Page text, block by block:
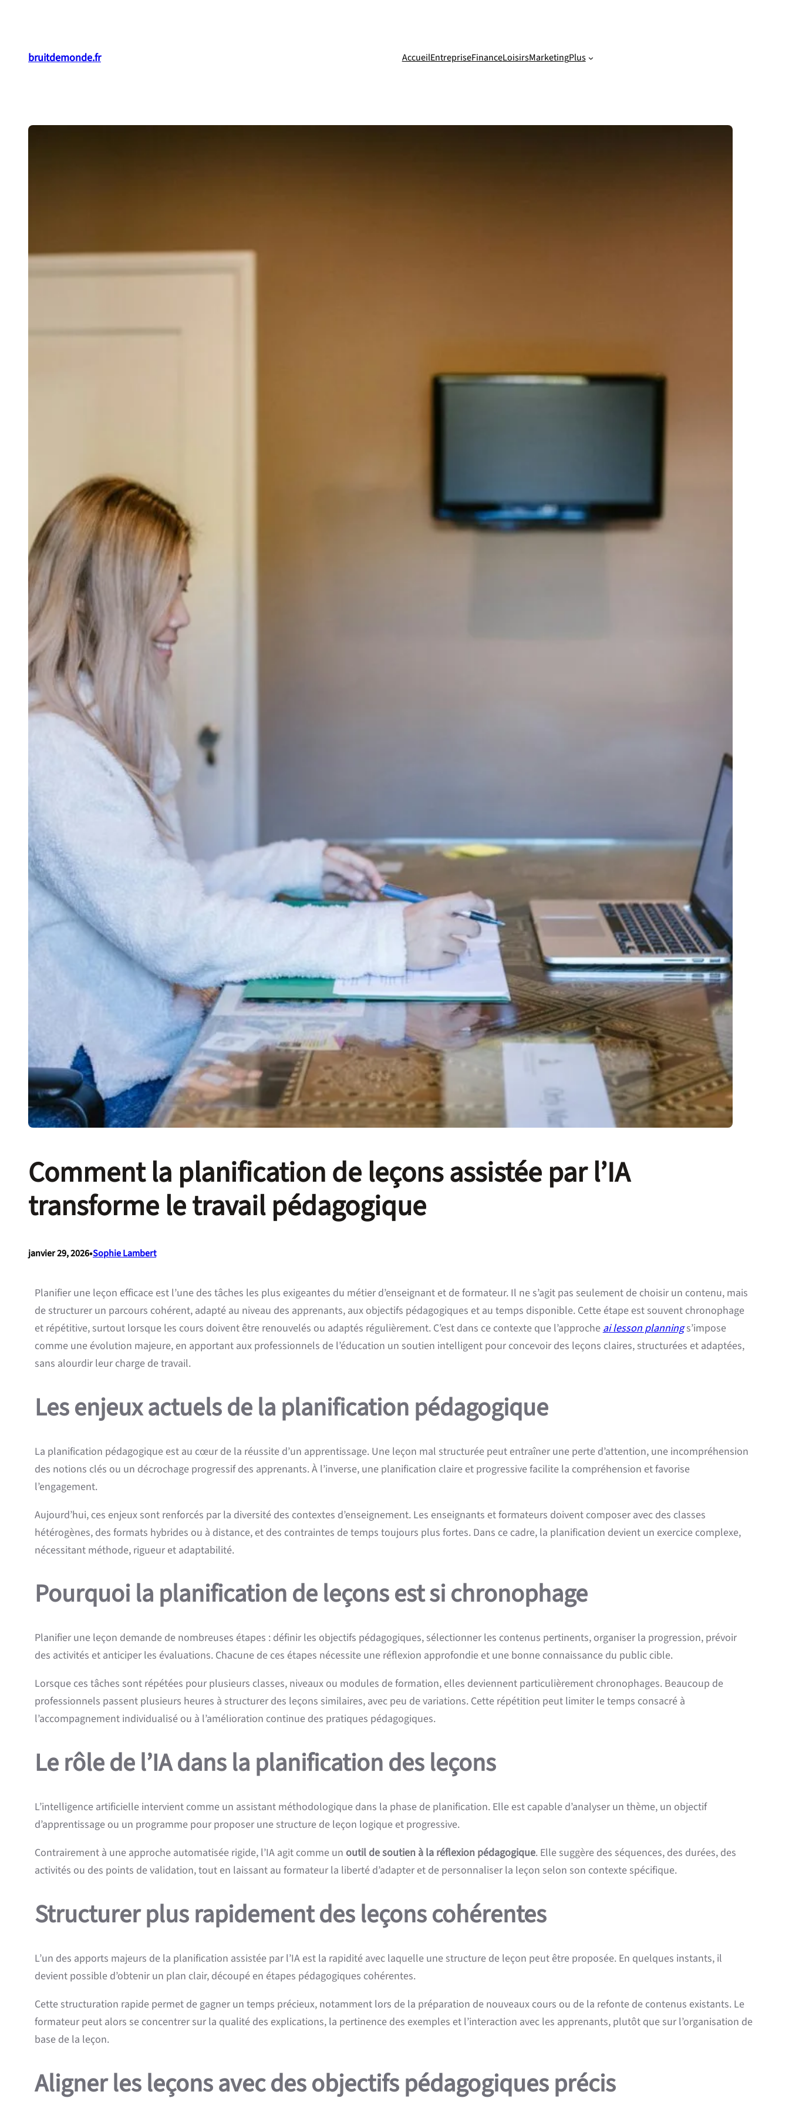
bruitdemonde.fr AccueilEntrepriseFinanceLoisirsMarketingPlus
Comment la planification de leçons assistée par l’IA
transforme le travail pédagogique
janvier 29, 2026•Sophie Lambert
Planifier une leçon efficace est l’une des tâches les plus exigeantes du métier d’enseignant et de formateur. Il ne s’agit pas seulement de choisir un contenu, mais
de structurer un parcours cohérent, adapté au niveau des apprenants, aux objectifs pédagogiques et au temps disponible. Cette étape est souvent chronophage
et répétitive, surtout lorsque les cours doivent être renouvelés ou adaptés régulièrement. C’est dans ce contexte que l’approche ai lesson plannings’impose
comme une évolution majeure, en apportant aux professionnels de l’éducation un soutien intelligent pour concevoir des leçons claires, structurées et adaptées,
sans alourdir leur charge de travail.
Les enjeux actuels de la planification pédagogique
La planification pédagogique est au cœur de la réussite d’un apprentissage. Une leçon mal structurée peut entraîner une perte d’attention, une incompréhension
des notions clés ou un décrochage progressif des apprenants. À l’inverse, une planification claire et progressive facilite la compréhension et favorise
l’engagement.
Aujourd’hui, ces enjeux sont renforcés par la diversité des contextes d’enseignement. Les enseignants et formateurs doivent composer avec des classes
hétérogènes, des formats hybrides ou à distance, et des contraintes de temps toujours plus fortes. Dans ce cadre, la planification devient un exercice complexe,
nécessitant méthode, rigueur et adaptabilité.
Pourquoi la planification de leçons est si chronophage
Planifier une leçon demande de nombreuses étapes : définir les objectifs pédagogiques, sélectionner les contenus pertinents, organiser la progression, prévoir
des activités et anticiper les évaluations. Chacune de ces étapes nécessite une réflexion approfondie et une bonne connaissance du public cible.
Lorsque ces tâches sont répétées pour plusieurs classes, niveaux ou modules de formation, elles deviennent particulièrement chronophages. Beaucoup de
professionnels passent plusieurs heures à structurer des leçons similaires, avec peu de variations. Cette répétition peut limiter le temps consacré à
l’accompagnement individualisé ou à l’amélioration continue des pratiques pédagogiques.
Le rôle de l’IA dans la planification des leçons
L’intelligence artificielle intervient comme un assistant méthodologique dans la phase de planification. Elle est capable d’analyser un thème, un objectif
d’apprentissage ou un programme pour proposer une structure de leçon logique et progressive.
Contrairement à une approche automatisée rigide, l’IA agit comme un outil de soutien à la réflexion pédagogique. Elle suggère des séquences, des durées, des
activités ou des points de validation, tout en laissant au formateur la liberté d’adapter et de personnaliser la leçon selon son contexte spécifique.
Structurer plus rapidement des leçons cohérentes
L’un des apports majeurs de la planification assistée par l’IA est la rapidité avec laquelle une structure de leçon peut être proposée. En quelques instants, il
devient possible d’obtenir un plan clair, découpé en étapes pédagogiques cohérentes.
Cette structuration rapide permet de gagner un temps précieux, notamment lors de la préparation de nouveaux cours ou de la refonte de contenus existants. Le
formateur peut alors se concentrer sur la qualité des explications, la pertinence des exemples et l’interaction avec les apprenants, plutôt que sur l’organisation de
base de la leçon.
Aligner les leçons avec des objectifs pédagogiques précis